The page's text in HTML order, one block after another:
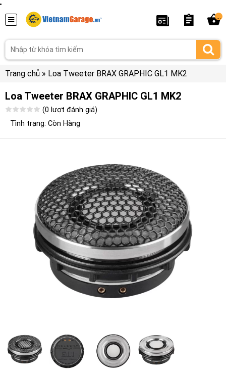
Trang chủ » Loa Tweeter BRAX GRAPHIC GL1 MK2
Loa Tweeter BRAX GRAPHIC GL1 MK2
(0 lượt đánh giá)
Tình trạng: Còn Hàng